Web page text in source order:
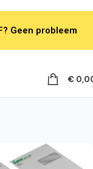
€
Geen probleem